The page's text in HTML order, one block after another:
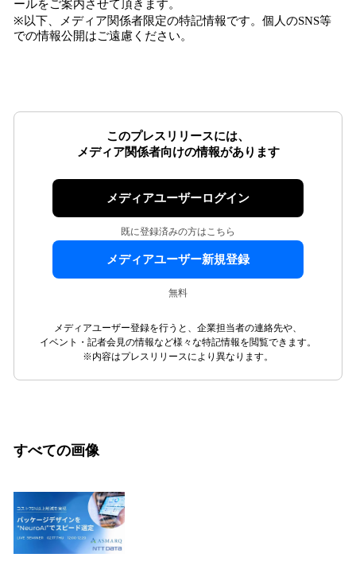
ールをご案内させて頂きます。
※以下、メディア関係者限定の特記情報です。個人のSNS等
での情報公開はご遠慮ください。
このプレスリリースには、
メディア関係者向けの情報があります
メディアユーザーログイン
既に登録済みの方はこちら
メディアユーザー新規登録
無料
メディアユーザー登録を行うと、企業担当者の連絡先や、
イベント・記者会見の情報など様々な特記情報を閲覧できます。
※内容はプレスリリースにより異なります。
すべての画像